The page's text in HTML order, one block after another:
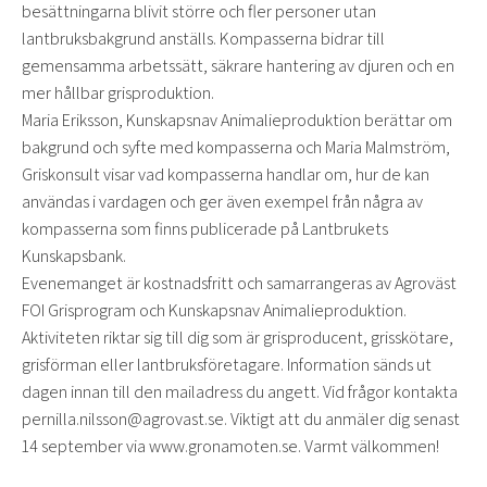
besättningarna blivit större och fler personer utan
lantbruksbakgrund anställs. Kompasserna bidrar till
gemensamma arbetssätt, säkrare hantering av djuren och en
mer hållbar grisproduktion.
Maria Eriksson, Kunskapsnav Animalieproduktion berättar om
bakgrund och syfte med kompasserna och Maria Malmström,
Griskonsult visar vad kompasserna handlar om, hur de kan
användas i vardagen och ger även exempel från några av
kompasserna som finns publicerade på Lantbrukets
Kunskapsbank.
Evenemanget är kostnadsfritt och samarrangeras av Agroväst
FOI Grisprogram och Kunskapsnav Animalieproduktion.
Aktiviteten riktar sig till dig som är grisproducent, grisskötare,
grisförman eller lantbruksföretagare. Information sänds ut
dagen innan till den mailadress du angett. Vid frågor kontakta
pernilla.nilsson@agrovast.se. Viktigt att du anmäler dig senast
14 september via www.gronamoten.se. Varmt välkommen!